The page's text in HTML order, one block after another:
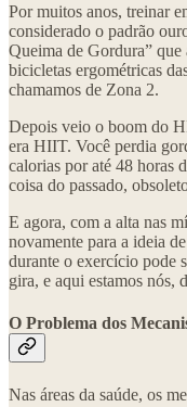
Por muitos anos, treinar
considerado o padrão
Queima de Gordura” que
bicicletas ergométricas
chamamos de Zona 2.
Depois veio o boom do
era HIIT. Você perdia
calorias por até 48 horas
coisa do passado,
E agora, com a alta nas
novamente para a ideia
durante o exercício pode
gira, e aqui estamos nós,
O Problema dos
Nas áreas da saúde, os